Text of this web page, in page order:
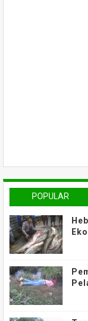
POPULAR